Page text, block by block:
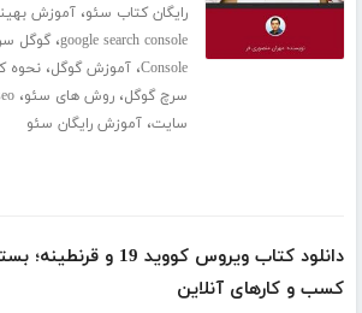
رایگان کتاب سئو،آموزش
google search console،گوگل
Console،آموزش گوگل،نحوه
سرچ گوگل،روش های سئو،
سایت،آموزش رایگان سئو
دانلود کتاب ویروس کووید
کسب و کارهای آنلاین